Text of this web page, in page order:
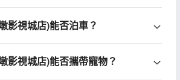
影視城店)能否泊車？
影視城店)能否攜帶寵物？